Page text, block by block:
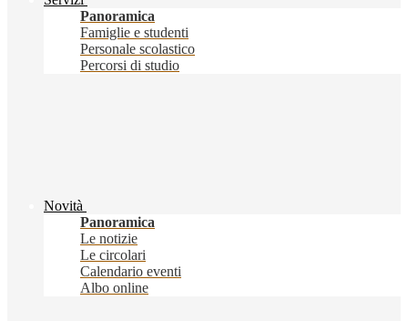
Panoramica
Famiglie e studenti
Personale scolastico
Percorsi di studio
Novità
Panoramica
Le notizie
Le circolari
Calendario eventi
Albo online